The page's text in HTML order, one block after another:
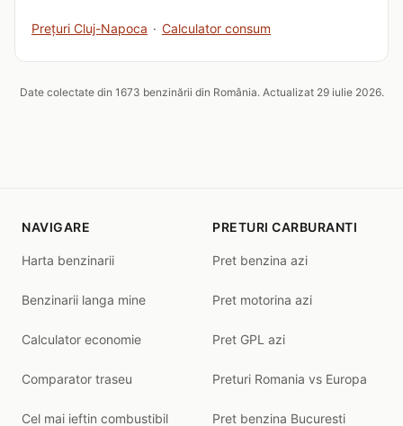
Prețuri Cluj-Napoca · Calculator consum
Date colectate din 1673 benzinării din România. Actualizat 29 iulie 2026.
NAVIGARE
Harta benzinarii
Benzinarii langa mine
Calculator economie
Comparator traseu
Cel mai ieftin combustibil
PRETURI CARBURANTI
Pret benzina azi
Pret motorina azi
Pret GPL azi
Preturi Romania vs Europa
Pret benzina Bucuresti